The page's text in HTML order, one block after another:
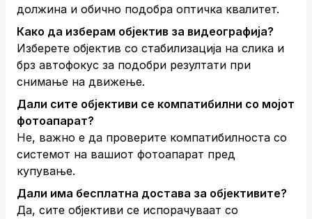
должина и обично подобра оптичка квалитет.
Како да изберам објектив за видеографија?
Изберете објектив со стабилизација на слика и
брз автофокус за подобри резултати при
снимање на движење.
Дали сите објективи се компатибилни со мојот
фотоапарат?
Не, важно е да проверите компатибилноста со
системот на вашиот фотоапарат пред
купување.
Дали има бесплатна достава за објективите?
Да, сите објективи се испорачуваат со